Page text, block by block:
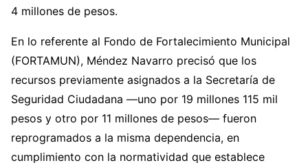
4 millones de pesos.
En lo referente al Fondo de Fortalecimiento Municipal
(FORTAMUN), Méndez Navarro precisó que los
recursos previamente asignados a la Secretaría de
Seguridad Ciudadana —uno por 19 millones 115 mil
pesos y otro por 11 millones de pesos— fueron
reprogramados a la misma dependencia, en
cumplimiento con la normatividad que establece